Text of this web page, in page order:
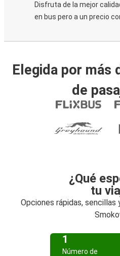
Disfruta de la mejor
en bus pero a un precio
Elegida por más
de
¿Qué
tu
Opciones rápidas,
1
Número de